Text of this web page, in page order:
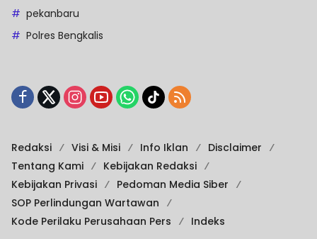
pekanbaru
Polres Bengkalis
Redaksi Visi & Misi Info Iklan
Disclaimer
Tentang Kami
Kebijakan Redaksi
Kebijakan Privasi
Pedoman Media Siber
SOP Perlindungan Wartawan
Kode Perilaku Perusahaan Pers
Indeks